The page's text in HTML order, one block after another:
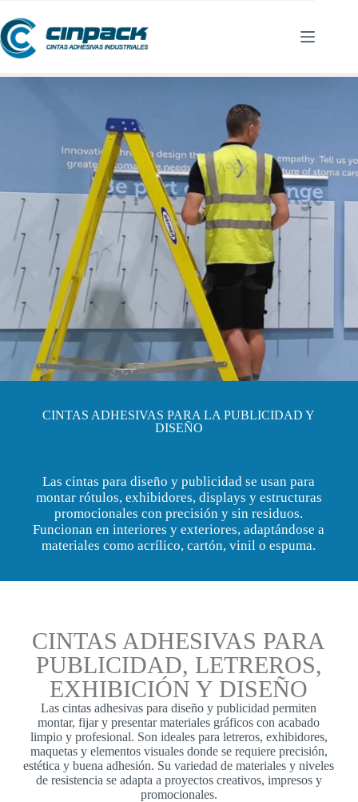
CINTAS ADHESIVAS PARA LA PUBLICIDAD Y
DISEÑO
Las cintas para diseño y publicidad se usan para
montar rótulos, exhibidores, displays y estructuras
promocionales con precisión y sin residuos.
Funcionan en interiores y exteriores, adaptándose a
materiales como acrílico, cartón, vinil o espuma.
CINTAS ADHESIVAS PARA
PUBLICIDAD, LETREROS,
EXHIBICIÓN Y DISEÑO
Las cintas adhesivas para diseño y publicidad permiten
montar, fijar y presentar materiales gráficos con acabado
limpio y profesional. Son ideales para letreros, exhibidores,
maquetas y elementos visuales donde se requiere precisión,
estética y buena adhesión. Su variedad de materiales y niveles
de resistencia se adapta a proyectos creativos, impresos y
promocionales.